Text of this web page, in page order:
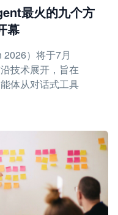
最火的九个方
幕
）将于7月
技术展开，旨在
体从对话式工具